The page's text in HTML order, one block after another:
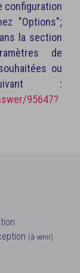
configuration
"Options";
la section
de
ou
:
95647?
(à venir)